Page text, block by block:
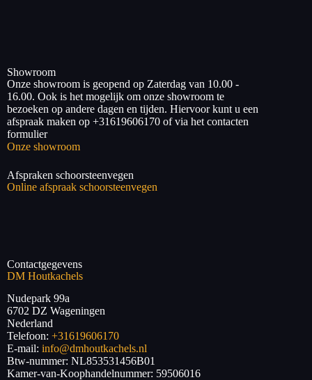
Showroom
Onze showroom is geopend op Zaterdag van 10.00 -
16.00. Ook is het mogelijk om onze showroom te
bezoeken op andere dagen en tijden. Hiervoor kunt u een
afspraak maken op +31619606170 of via het contacten
formulier
Onze showroom
Afspraken schoorsteenvegen
Online afspraak schoorsteenvegen
Contactgegevens
DM Houtkachels
Nudepark 99a
6702 DZ Wageningen
Nederland
Telefoon: +31619606170
E-mail: info@dmhoutkachels.nl
Btw-nummer: NL853531456B01
Kamer-van-Koophandelnummer: 59506016